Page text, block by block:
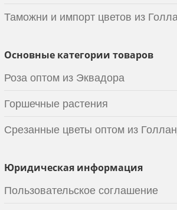
Таможни и импорт цветов из
Основные категории товаров
Роза оптом из Эквадора
Горшечные растения
Срезанные цветы оптом из
Юридическая информация
Пользовательское соглашение